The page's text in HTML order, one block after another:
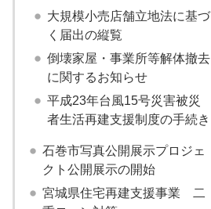
大規模小売店舗立地法に基づ
く届出の縦覧
倒壊家屋・事業所等解体撤去
に関するお知らせ
平成23年台風15号災害被災
者生活再建支援制度の手続き
石巻市写真公開展示プロジェ
クト公開展示の開始
宮城県住宅再建支援事業 二